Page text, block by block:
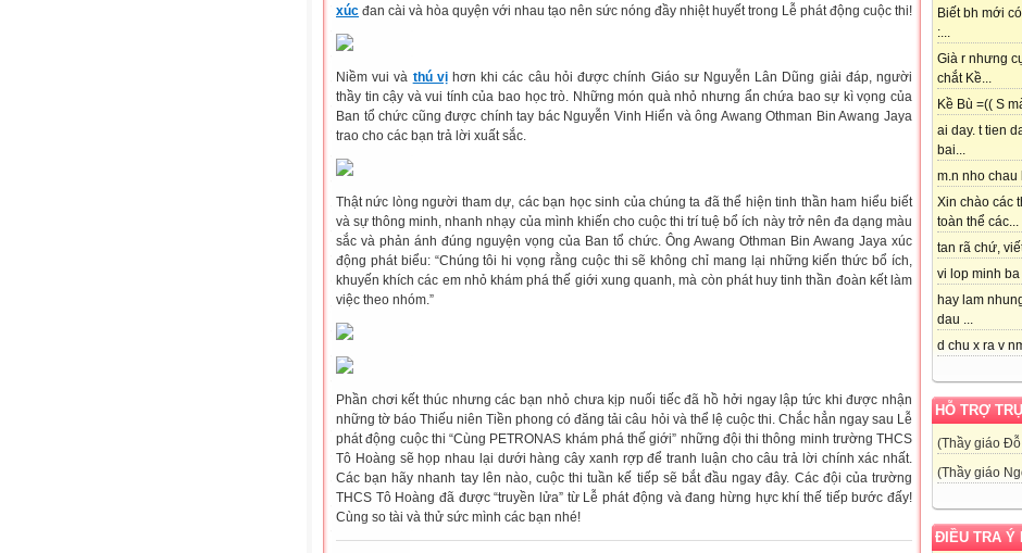
Biết bh mới
:...
Già r nhưng
chắt Kề...
Kề Bù =(( S
ai day. t tien
bai...
m.n nho chau
Xin chào các
toàn thể các...
tan rã chứ,
vi lop minh
hay lam
dau ...
d chu x ra v
HỖ TRỢ
(Thầy giáo
(Thầy giáo
ĐIỀU TRA Ý
xúc đan cài và hòa quyện với nhau tạo nên sức nóng đầy nhiệt huyết trong Lễ phát động cuộc thi!
Niềm vui và thú vịhơn khi các câu hỏi được chính Giáo sư Nguyễn Lân Dũng giải đáp, người
thầy tin cậy và vui tính của bao học trò. Những món quà nhỏ nhưng ẩn chứa bao sự kì vọng của
Ban tổ chức cũng được chính tay bác Nguyễn Vinh Hiển và ông Awang Othman Bin Awang Jaya
trao cho các bạn trả lời xuất sắc.
Thật nức lòng người tham dự, các bạn học sinh của chúng ta đã thể hiện tinh thần ham hiểu biết
và sự thông minh, nhanh nhạy của mình khiến cho cuộc thi trí tuệ bổ ích này trở nên đa dạng màu
sắc và phản ánh đúng nguyện vọng của Ban tổ chức. Ông Awang Othman Bin Awang Jaya xúc
động phát biểu: “Chúng tôi hi vọng rằng cuộc thi sẽ không chỉ mang lại những kiến thức bổ ích,
khuyến khích các em nhỏ khám phá thế giới xung quanh, mà còn phát huy tinh thần đoàn kết làm
việc theo nhóm.”
Phần chơi kết thúc nhưng các bạn nhỏ chưa kịp nuối tiếc đã hồ hởi ngay lập tức khi được nhận
những tờ báo Thiếu niên Tiền phong có đăng tải câu hỏi và thể lệ cuộc thi. Chắc hẳn ngay sau Lễ
phát động cuộc thi “Cùng PETRONAS khám phá thế giới” những đội thi thông minh trường THCS
Tô Hoàng sẽ họp nhau lại dưới hàng cây xanh rợp để tranh luận cho câu trả lời chính xác nhất.
Các bạn hãy nhanh tay lên nào, cuộc thi tuần kế tiếp sẽ bắt đầu ngay đây. Các đội của trường
THCS Tô Hoàng đã được “truyền lửa” từ Lễ phát động và đang hừng hực khí thế tiếp bước đấy!
Cùng so tài và thử sức mình các bạn nhé!